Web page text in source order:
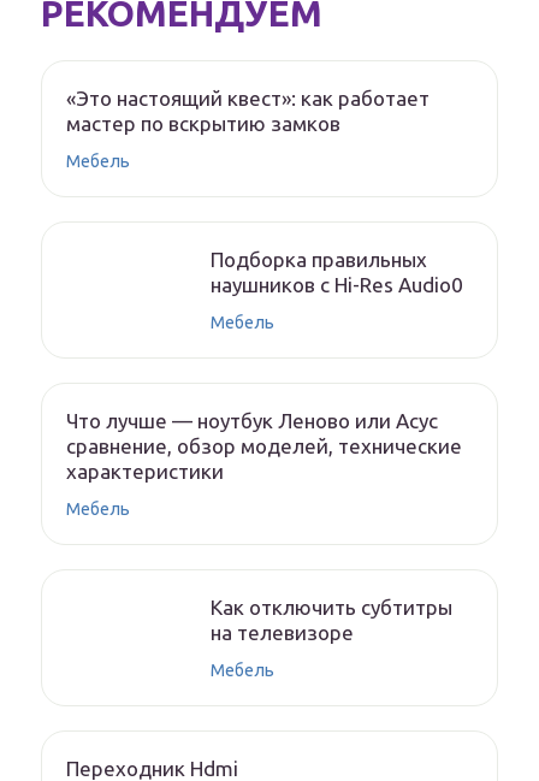
РЕКОМЕНДУЕМ
«Это настоящий квест»: как работает
мастер по вскрытию замков
Мебель
Подборка правильных
наушников с Hi-Res Audio0
Мебель
Что лучше — ноутбук Леново или Асус
сравнение, обзор моделей, технические
характеристики
Мебель
Как отключить субтитры
на телевизоре
Мебель
Переходник Hdmi